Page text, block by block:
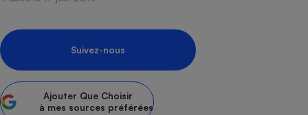
Suivez-nous
Ajouter Que Choisir
à mes sources préférées
Banque - Crédit
Epargne - Fiscalité
Contrôle technique -
Pièce détachée
Comparatif
Comparatif casque audio
Comparatif tondeuse
Maison de retraite
Choisir son fioul
Choisir son pellet
Comparateur assurance emprunteur
Energie Moins Chère Ensemble